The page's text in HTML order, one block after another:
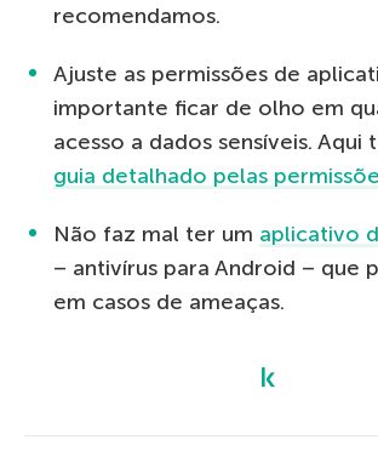
recomendamos.
Ajuste as permissões de
importante ficar de olho em
acesso a dados sensíveis. Aqui
guia detalhado pelas
Não faz mal ter um aplicativo
– antivírus para Android – que
em casos de ameaças.